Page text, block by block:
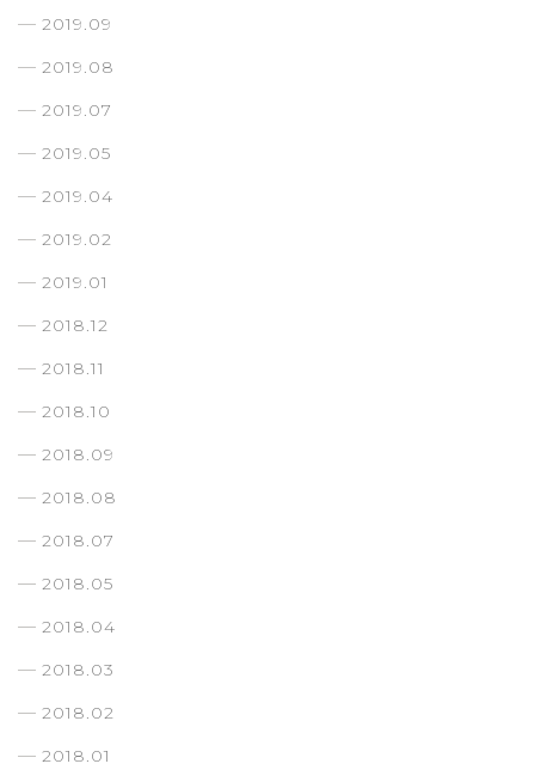
2019.09
2019.08
2019.07
2019.05
2019.04
2019.02
2019.01
2018.12
2018.11
2018.10
2018.09
2018.08
2018.07
2018.05
2018.04
2018.03
2018.02
2018.01